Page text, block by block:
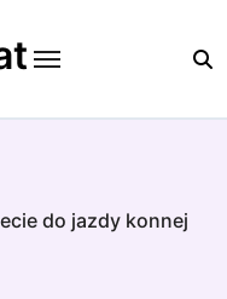
do jazdy konnej